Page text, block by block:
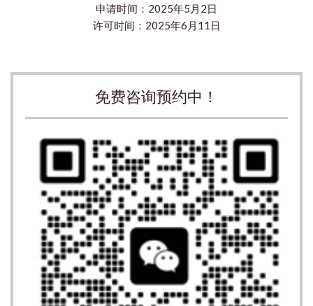
申请时间：2025年5月2日
许可时间：2025年6月11日
免费咨询预约中！